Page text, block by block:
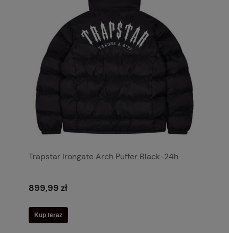
Trapstar Irongate Arch Puffer Black-24h
899,99 zł
Kup teraz